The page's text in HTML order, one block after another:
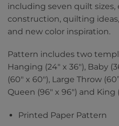
including seven quilt sizes,
construction, quilting
and new color inspiration.
Pattern includes two
Hanging (24″ x 36″), Baby
(60″ x 60″), Large Throw
Queen (96″ x 96″) and King
Printed Paper Pattern